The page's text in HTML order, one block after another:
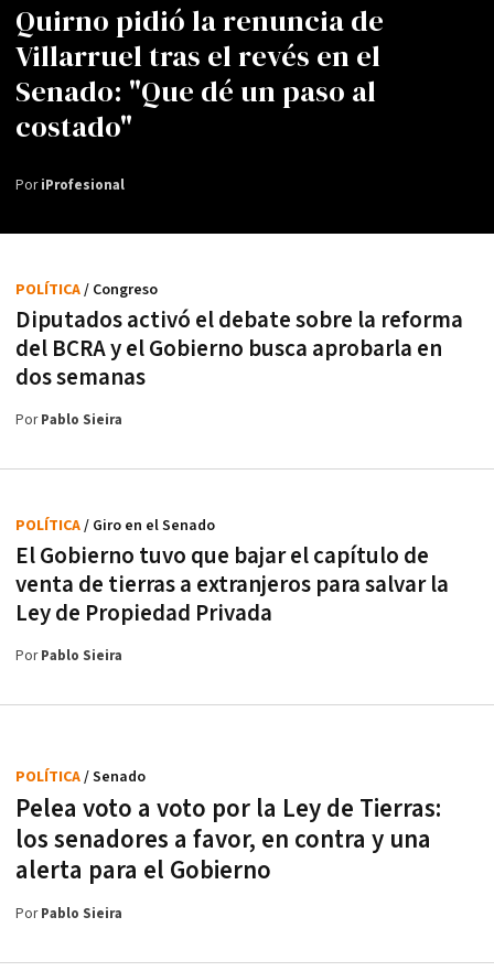
Quirno pidió la renuncia de
Villarruel tras el revés en el
Senado: "Que dé un paso al
costado"
PoriProfesional
Diputados activó el debate sobre la reforma
del BCRA y el Gobierno busca aprobarla en
dos semanas
POLÍTICA/ Congreso
PorPablo Sieira
El Gobierno tuvo que bajar el capítulo de
venta de tierras a extranjeros para salvar la
Ley de Propiedad Privada
POLÍTICA/ Giro en el Senado
PorPablo Sieira
Pelea voto a voto por la Ley de Tierras:
los senadores a favor, en contra y una
alerta para el Gobierno
POLÍTICA/ Senado
PorPablo Sieira